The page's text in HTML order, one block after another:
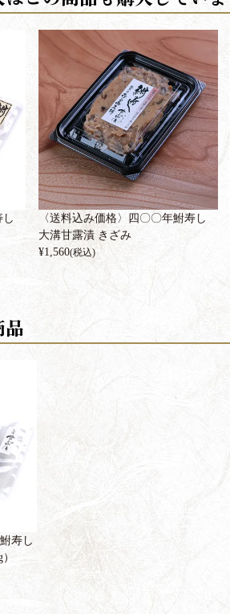
し
〈送料込み価格〉四〇〇年鮒寿し
大溝甘露漬 きざみ
¥1,560(税込)
寿し